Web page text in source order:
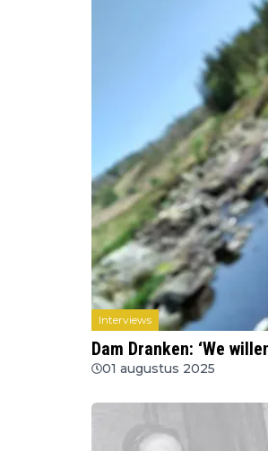
Interviews
Dam Dranken: ‘We
01 augustus 2025